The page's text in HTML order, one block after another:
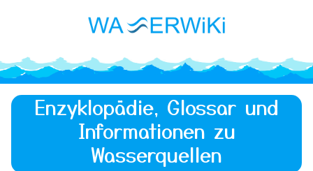
Enzyklopädie, Glossar und
Informationen zu
Wasserquellen